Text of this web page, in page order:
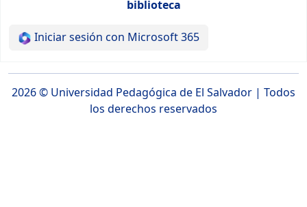
biblioteca
Iniciar sesión con Microsoft 365
2026 © Universidad Pedagógica de El Salvador | Todos
los derechos reservados